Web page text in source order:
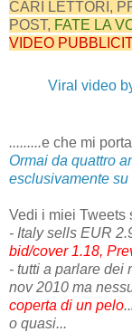
CARI LETTORI,
POST, FATE LA
VIDEO
Viral video
.........e che mi
Ormai da quattro
esclusivamente
Vedi i miei Tweets
- Italy sells EUR
bid/cover 1.18,
- tutti a parlare dei
nov 2010 ma
coperta di un pelo
o quasi...